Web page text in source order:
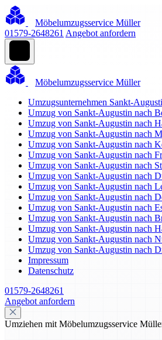
Möbelumzugsservice Müller
01579-2648261 Angebot anfordern
Möbelumzugsservice Müller
Umzugsunternehmen Sankt-
Umzug von Sankt-Augustin nach
Umzug von Sankt-Augustin nach
Umzug von Sankt-Augustin nach
Umzug von Sankt-Augustin nach
Umzug von Sankt-Augustin nach
Umzug von Sankt-Augustin nach
Umzug von Sankt-Augustin nach
Umzug von Sankt-Augustin nach
Umzug von Sankt-Augustin nach
Umzug von Sankt-Augustin nach
Umzug von Sankt-Augustin nach
Umzug von Sankt-Augustin nach
Umzug von Sankt-Augustin nach
Umzug von Sankt-Augustin nach
Impressum
Datenschutz
01579-2648261
Angebot anfordern
Umziehen mit Möbelumzugsservice